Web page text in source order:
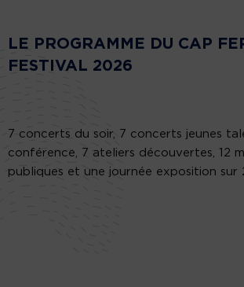
LE PROGRAMME DU CAP
FESTIVAL 2026
7 concerts du soir, 7 concerts jeunes
conférence, 7 ateliers découvertes, 12
publiques et une journée exposition sur